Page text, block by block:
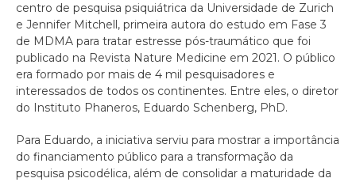
centro de pesquisa psiquiátrica da Universidade de Zurich
e Jennifer Mitchell, primeira autora do estudo em Fase 3
de MDMA para tratar estresse pós-traumático que foi
publicado na Revista Nature Medicine em 2021. O público
era formado por mais de 4 mil pesquisadores e
interessados de todos os continentes. Entre eles, o diretor
do Instituto Phaneros, Eduardo Schenberg, PhD.
Para Eduardo, a iniciativa serviu para mostrar a importância
do financiamento público para a transformação da
pesquisa psicodélica, além de consolidar a maturidade da